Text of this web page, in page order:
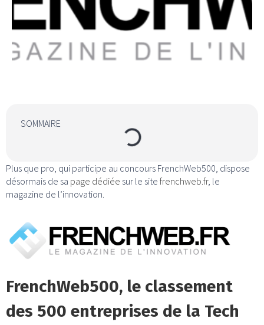
Plus que pro, qui participe au concours FrenchWeb500, dispose
désormais de sa page dédiée sur le site frenchweb.fr, le
magazine de l’innovation.
FrenchWeb500, le classement
des 500 entreprises de la Tech
SOMMAIRE